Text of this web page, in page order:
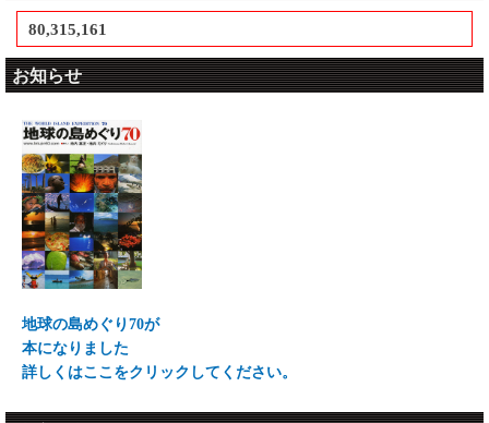
80,315,161
お知らせ
地球の島めぐり70が
本になりました
詳しくはここをクリックしてください。